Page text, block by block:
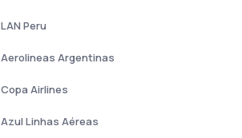
LAN Peru
Aerolineas Argentinas
Copa Airlines
Azul Linhas Aéreas